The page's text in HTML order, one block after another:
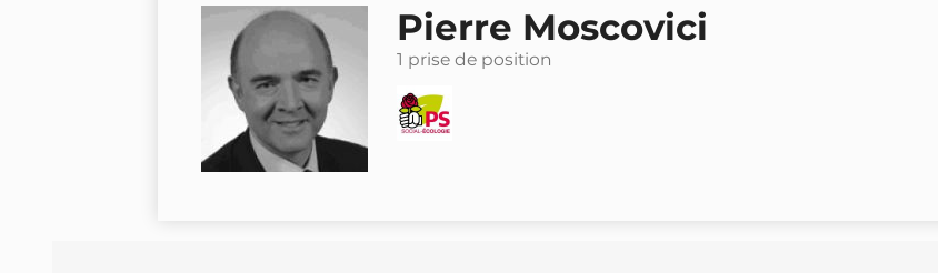
Pierre Moscovici
1 prise de position